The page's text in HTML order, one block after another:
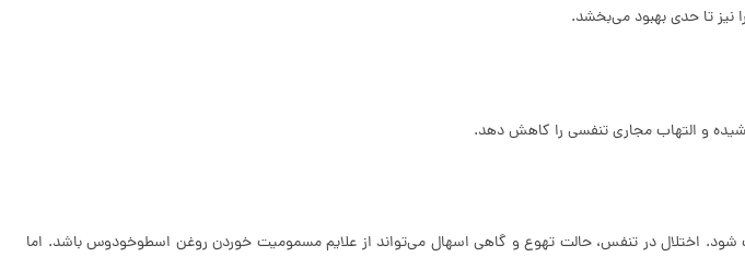
تا حدی بهبود می‌بخشد.
و التهاب مجاری تنفسی را کاهش دهد.
اختلال در تنفس، حالت تهوع و گاهی اسهال می‌تواند از علایم مسمومیت خوردن روغن اسطوخودوس باشد. اما